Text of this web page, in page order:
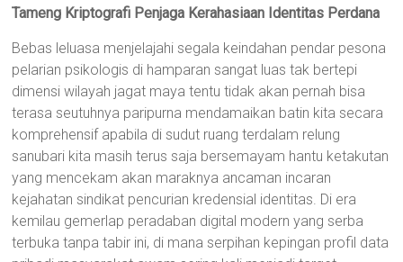
Tameng Kriptografi Penjaga Kerahasiaan Identitas Perdana
Bebas leluasa menjelajahi segala keindahan pendar pesona
pelarian psikologis di hamparan sangat luas tak bertepi
dimensi wilayah jagat maya tentu tidak akan pernah bisa
terasa seutuhnya paripurna mendamaikan batin kita secara
komprehensif apabila di sudut ruang terdalam relung
sanubari kita masih terus saja bersemayam hantu ketakutan
yang mencekam akan maraknya ancaman incaran
kejahatan sindikat pencurian kredensial identitas. Di era
kemilau gemerlap peradaban digital modern yang serba
terbuka tanpa tabir ini, di mana serpihan kepingan profil data